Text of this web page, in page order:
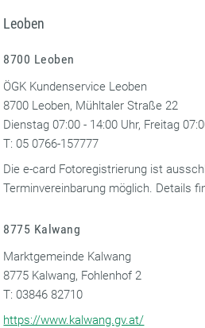
Leoben
8700 Leoben
ÖGK Kundenservice Leoben
8700 Leoben, Mühltaler Straße 22
Dienstag 07:00 - 14:00 Uhr, Freitag
T: 05 0766-157777
Die e-card Fotoregistrierung ist
Terminvereinbarung möglich. Details
8775 Kalwang
Marktgemeinde Kalwang
8775 Kalwang, Fohlenhof 2
T: 03846 82710
https://www.kalwang.gv.at/